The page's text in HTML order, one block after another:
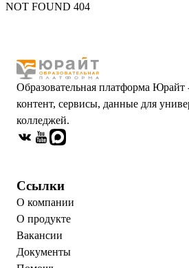
NOT FOUND 404
Образовательная платформа Юрайт
контент, сервисы, данные для
колледжей.
Ссылки
О компании
О продукте
Вакансии
Документы